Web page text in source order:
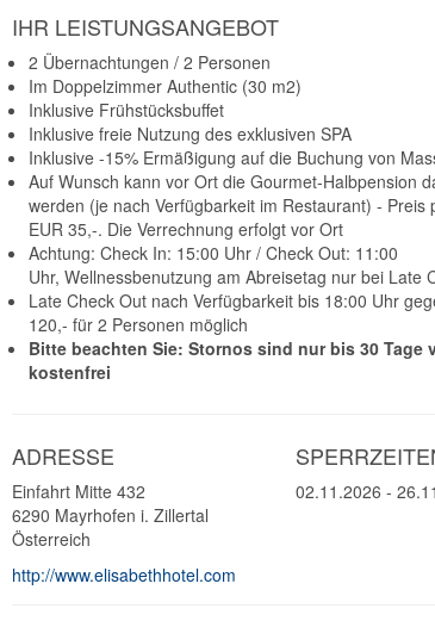
IHR LEISTUNGSANGEBOT
2 Übernachtungen / 2 Personen
Im Doppelzimmer Authentic (30 m2)
Inklusive Frühstücksbuffet
Inklusive freie Nutzung des exklusiven SPA
Inklusive -15% Ermäßigung auf die Buchung von
Auf Wunsch kann vor Ort die Gourmet-Halbpension
werden (je nach Verfügbarkeit im Restaurant) - Preis
EUR 35,-. Die Verrechnung erfolgt vor Ort
Achtung: Check In: 15:00 Uhr / Check Out: 11:00
Uhr, Wellnessbenutzung am Abreisetag nur bei Late
Late Check Out nach Verfügbarkeit bis 18:00 Uhr
120,- für 2 Personen möglich
Bitte beachten Sie: Stornos sind nur bis 30 Tage
kostenfrei
ADRESSE
Einfahrt Mitte 432
6290 Mayrhofen i. Zillertal
Österreich
http://www.elisabethhotel.com
02.11.2026 -